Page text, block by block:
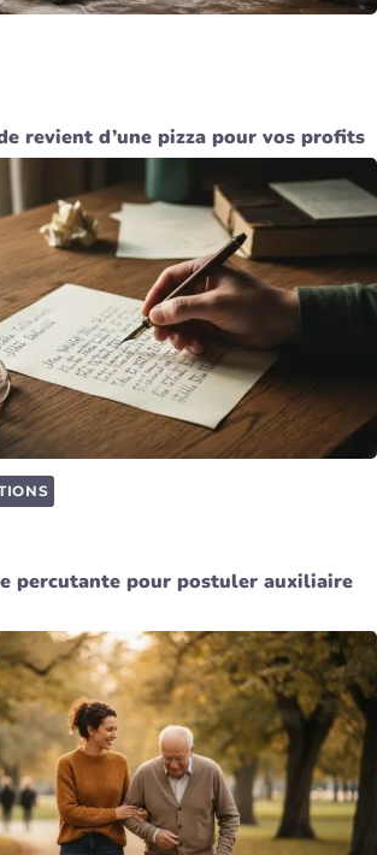
revient d’une pizza pour vos profits
percutante pour postuler auxiliaire